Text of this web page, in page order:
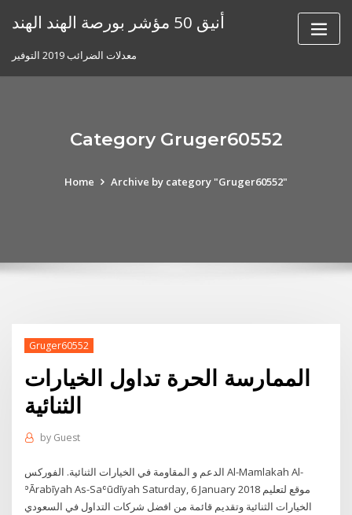
أنيق 50 مؤشر بورصة الهند الهند
معدلات الضرائب 2019 التوفير
Category Gruger60552
Home Archive by category "Gruger60552"
Gruger60552
الممارسة الحرة تداول الخيارات
الثنائية
by Guest
الدعم و المقاومة في الخيارات الثنائية. الفوركس Al-Mamlakah Al-
ʾĀrabīyah As-Saʿūdīyah Saturday, 6 January 2018 موقع لتعليم
الخيارات الثنائية وتقديم قائمة من افضل شركات التداول في السعودي